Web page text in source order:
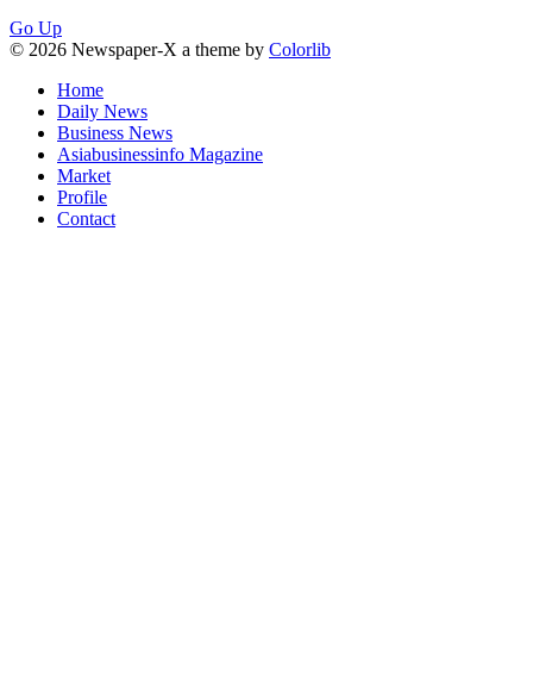
Go Up
© 2026 Newspaper-X a theme by Colorlib
Home
Daily News
Business News
Asiabusinessinfo Magazine
Market
Profile
Contact